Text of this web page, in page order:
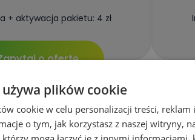
+ aktywacja pakietu: 4 zł
o ofertę
plików cookie
cookie w celu personalizacji treści,
o tym, jak korzystasz z naszej witryny,